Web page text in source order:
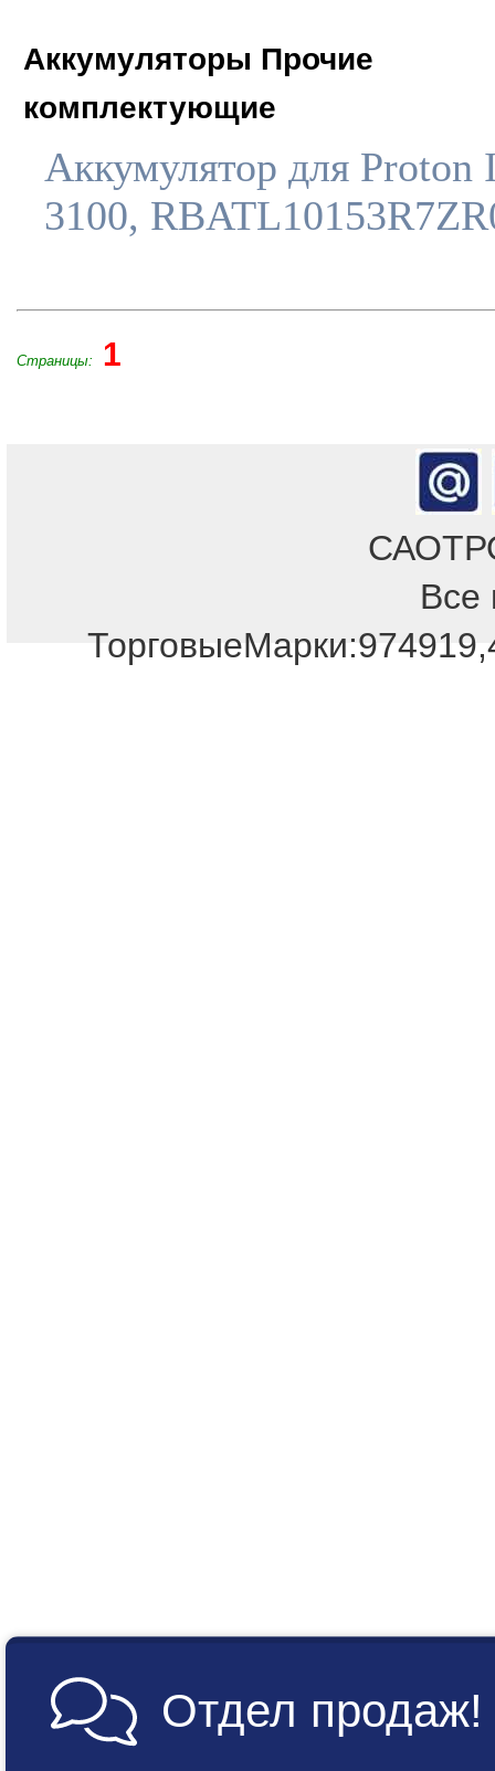
Аккумуляторы Прочие
комплектующие
Аккумулятор для Proton
3100,
Страницы: 1
Все